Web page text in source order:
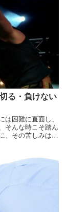
る・負けない
は困難に直面し、
そんな時こそ踏ん
、その苦しみは必